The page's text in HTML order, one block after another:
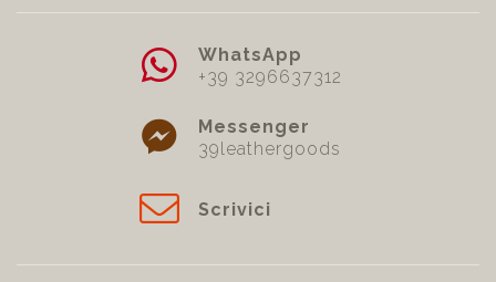
WhatsApp
+39 3296637312
Messenger
39leathergoods
Scrivici